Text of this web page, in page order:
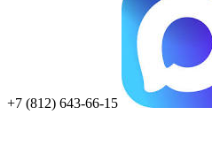
+7 (812) 643-66-15